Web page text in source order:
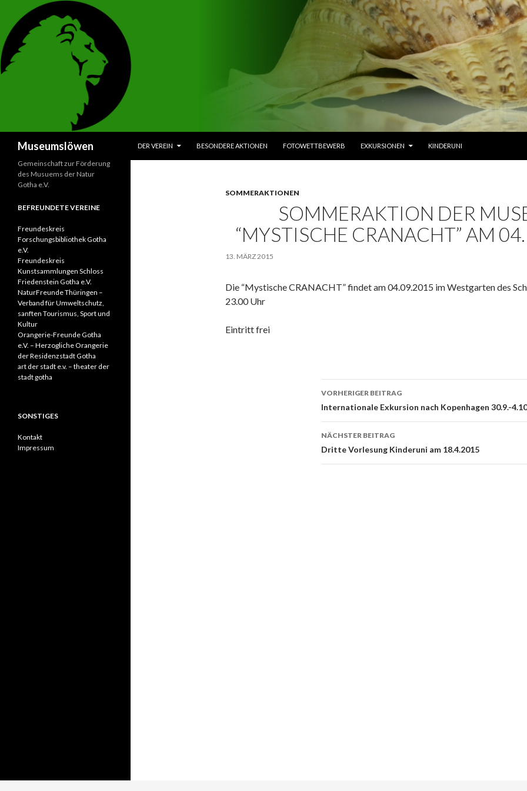
Museumslöwen
DER VEREIN
BESONDERE AKTIONEN FOTOWETTBEWERB EXKURSIONEN KINDERUNI
SOMMERAKTIONEN
SOMMERAKTION DER
“MYSTISCHE CRANACHT” AM
13. MÄRZ 2015
Die “Mystische CRANACHT” findet am 04.09.2015 im Westgarten des
23.00 Uhr
Eintritt frei
Beitrags-
Navigation
VORHERIGER BEITRAG
Internationale Exkursion nach Kopenhagen 30.9.-
NÄCHSTER BEITRAG
Dritte Vorlesung Kinderuni am 18.4.2015
Gemeinschaft zur Förderung
des Musuems der Natur
Gotha e.V.
BEFREUNDETE VEREINE
Freundeskreis
Forschungsbibliothek Gotha
e.V.
Freundeskreis
Kunstsammlungen Schloss
Friedenstein Gotha e.V.
NaturFreunde Thüringen –
Verband für Umweltschutz,
sanften Tourismus, Sport und
Kultur
Orangerie-Freunde Gotha
e.V. – Herzogliche Orangerie
der Residenzstadt Gotha
art der stadt e.v. – theater der
stadt gotha
SONSTIGES
Kontakt
Impressum